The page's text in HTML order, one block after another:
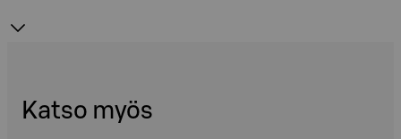
Katso myös